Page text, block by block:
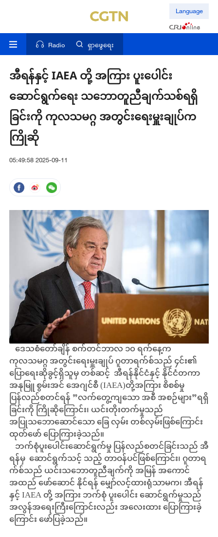
Language
Radio ရှာဖွေရေး
အီရန်နှင့် IAEA တို့ အကြား ပူးပေါင်း
ဆောင်ရွက်ရေး သဘောတူညီချက်သစ်ရရှိ
ခြင်းကို ကုလသမဂ္ဂ အတွင်းရေးမှူးချုပ်က
ကြိုဆို
05:49:58 2025-09-11
ဒေသစံတော်ချိန် စက်တင်ဘာလ ၁၀ ရက်နေ့က
ကုလသမဂ္ဂ အတွင်းရေးမှူးချုပ် ဂူတာရက်စ်သည် ၄င်း၏
ပြောရေးဆိုခွင့်ရှိသူမှ တစ်ဆင့် အီရန်နိုင်ငံနှင့် နိုင်ငံတကာ
အနုမြူ စွမ်းအင် အေဂျင်စီ (IAEA)တို့အကြား စိစစ်မှု
ပြန်လည်စတင်ရန် ”လက်တွေ့ကျသော အစီ အစဉ်များ”ရရှိ
ခြင်းကို ကြိုဆိုကြောင်း၊ ယင်းတိုးတက်မှုသည်
အပြုသဘောဆောင်သော ခြေ လှမ်း တစ်လှမ်းဖြစ်ကြောင်း
ထုတ်ဖော် ပြောကြားခဲ့သည်။
ဘက်စုံပူးပေါင်းဆောင်ရွက်မှု ပြန်လည်စတင်ခြင်းသည် အီ
ရန်မှ ဆောင်ရွက်သင့် သည့် တာဝန်ပင်ဖြစ်ကြောင်း၊ ဂူတာရ
က်စ်သည် ယင်းသဘောတူညီချက်ကို အမြန် အကောင်
အထည် ဖော်ဆောင် နိုင်ရန် မျှော်လင့်ထားရုံသာမက၊ အီရန်
နှင့် IAEA တို့ အကြား ဘက်စုံ ပူးပေါင်း ဆောင်ရွက်မှုသည်
အလွန်အရေးကြီးကြောင်းလည်း အလေးထား ပြောကြားခဲ့
ကြောင်း ဖော်ပြခဲ့သည်။